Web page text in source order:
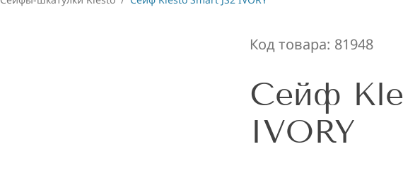
Код товара: 81948
Сейф
IVORY